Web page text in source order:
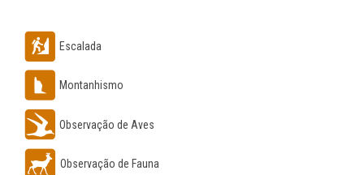
Escalada
Montanhismo
Observação de Aves
Observação de Fauna